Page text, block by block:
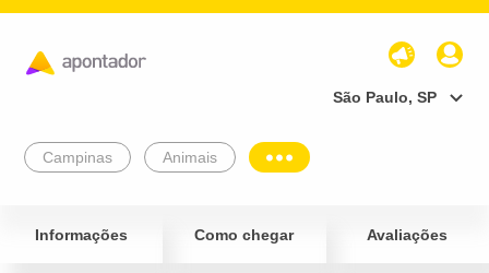
São Paulo, SP
Campinas Animais
Informações Como chegar Avaliações